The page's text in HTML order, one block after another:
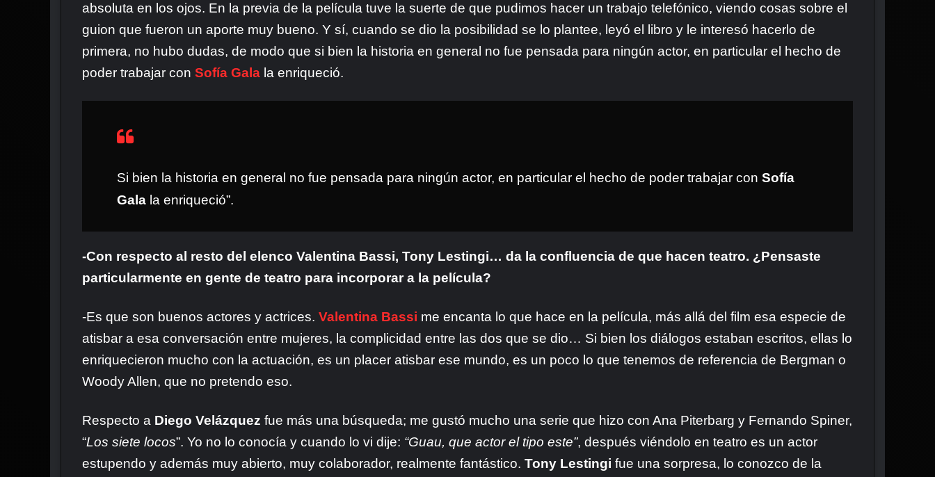
absoluta en los ojos. En la previa de la película tuve la suerte de que pudimos hacer un trabajo telefónico, viendo cosas sobre el
guion que fueron un aporte muy bueno. Y sí, cuando se dio la posibilidad se lo plantee, leyó el libro y le interesó hacerlo de
primera, no hubo dudas, de modo que si bien la historia en general no fue pensada para ningún actor, en particular el hecho de
poder trabajar con Sofía Gala la enriqueció.
Si bien la historia en general no fue pensada para ningún actor, en particular el hecho de poder trabajar con Sofía
Gala la enriqueció”.
-Con respecto al resto del elenco Valentina Bassi, Tony Lestingi… da la confluencia de que hacen teatro. ¿Pensaste
particularmente en gente de teatro para incorporar a la película?
-Es que son buenos actores y actrices. Valentina Bassi me encanta lo que hace en la película, más allá del film esa especie de
atisbar a esa conversación entre mujeres, la complicidad entre las dos que se dio… Si bien los diálogos estaban escritos, ellas lo
enriquecieron mucho con la actuación, es un placer atisbar ese mundo, es un poco lo que tenemos de referencia de Bergman o
Woody Allen, que no pretendo eso.
Respecto a Diego Velázquez fue más una búsqueda; me gustó mucho una serie que hizo con Ana Piterbarg y Fernando Spiner,
“Los siete locos”. Yo no lo conocía y cuando lo vi dije: “Guau, que actor el tipo este”, después viéndolo en teatro es un actor
estupendo y además muy abierto, muy colaborador, realmente fantástico. Tony Lestingi fue una sorpresa, lo conozco de la